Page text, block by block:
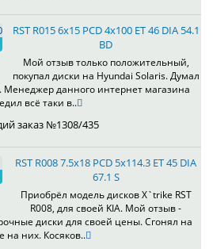
RST R015 6x15 PCD 4x100 ET 46 DIA 54.1
BD
Мой отзыв только положительный,
покупал диски на Hyundai Solaris. Думал
Менеджер данного интернет магазина
всё таки в..
заказ №1308/435
RST R008 7.5x18 PCD 5x114.3 ET 45 DIA
67.1 S
Приобрёл модель дисков X`trike RST
R008, для своей KIA. Мой отзыв -
диски для своей цены. Сгонял на
на них. Косяков..